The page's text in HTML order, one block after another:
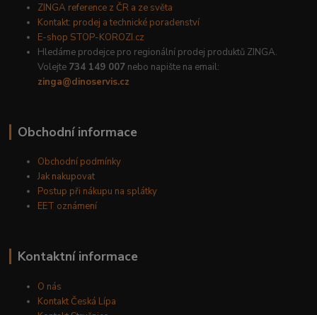
ZINGA reference z ČR a ze světa
Kontakt: prodej a technické poradenství
E-shop STOP-KOROZI.cz
Hledáme prodejce pro regionální prodej produktů ZINGA.
Volejte 734 149 007 nebo napište na email:
zinga@dinoservis.cz
Obchodní informace
Obchodní podmínky
Jak nakupovat
Postup při nákupu na splátky
EET oznámení
Kontaktní informace
O nás
Kontakt Česká Lípa